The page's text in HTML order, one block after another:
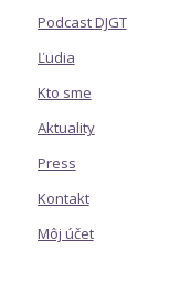
Podcast DJGT
Ľudia
Kto sme
Aktuality
Press
Kontakt
Môj účet